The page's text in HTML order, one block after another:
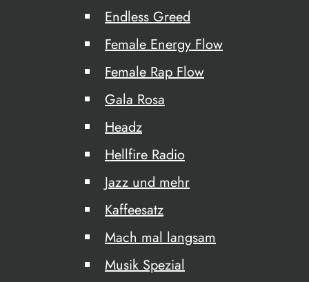
Endless Greed
Female Energy Flow
Female Rap Flow
Gala Rosa
Headz
Hellfire Radio
Jazz und mehr
Kaffeesatz
Mach mal langsam
Musik Spezial